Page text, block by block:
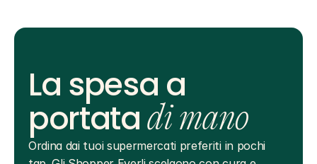
La spesa a
portatadi mano
Ordina dai tuoi supermercati preferiti in pochi